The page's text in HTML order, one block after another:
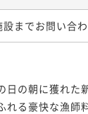
までお問い合わ
日の朝に獲れた
れる豪快な漁師